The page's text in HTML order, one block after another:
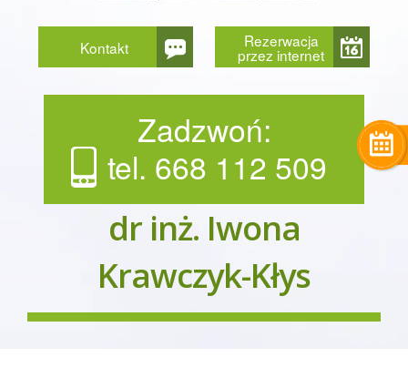
Kontakt Rezerwacja
przez internet
Zadzwoń:
tel. 668 112 509
dr inż. Iwona
Krawczyk-Kłys